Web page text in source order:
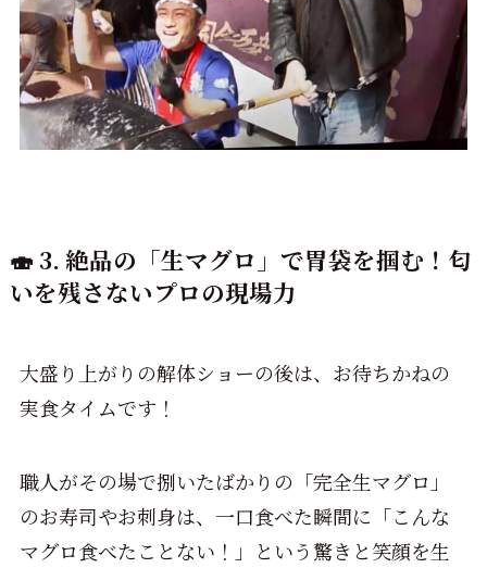
🍣 3. 絶品の「生マグロ」で胃袋を掴む！匂
いを残さないプロの現場力
大盛り上がりの解体ショーの後は、お待ちかねの
実食タイムです！
職人がその場で捌いたばかりの「完全生マグロ」
のお寿司やお刺身は、一口食べた瞬間に「こんな
マグロ食べたことない！」という驚きと笑顔を生